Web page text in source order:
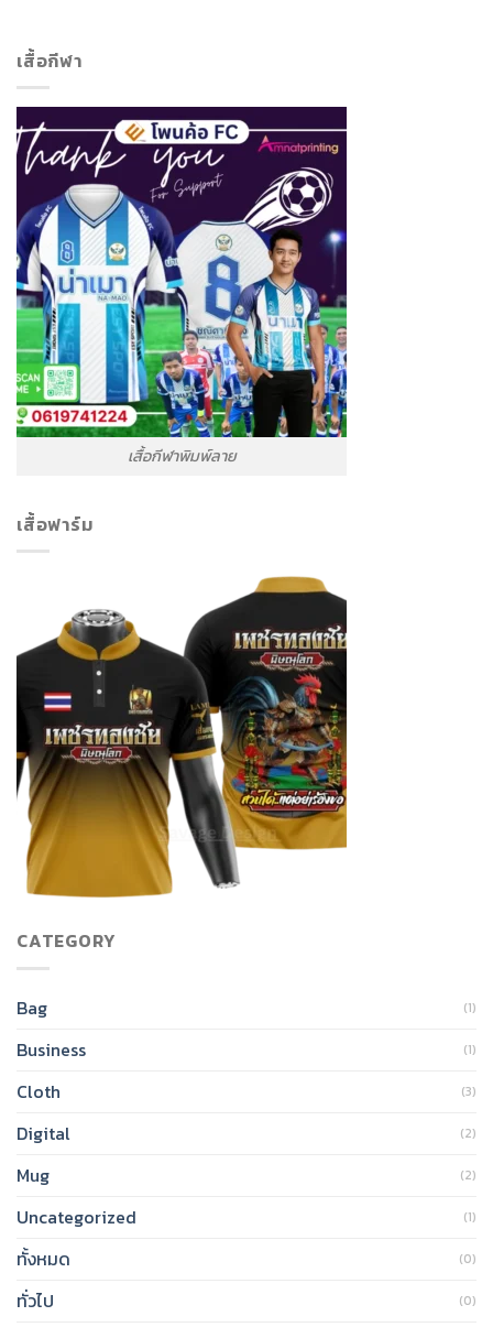
เสื้อกีฬา
เสื้อกีฬาพิมพ์ลาย
เสื้อฟาร์ม
CATEGORY
Bag (1)
Business (1)
Cloth (3)
Digital (2)
Mug (2)
Uncategorized (1)
ทั้งหมด (0)
ทั่วไป (0)